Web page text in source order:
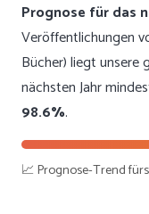
Prognose für das
Veröffentlichungen
Bücher) liegt unsere
nächsten Jahr
98.6%.
📈 Prognose-Trend